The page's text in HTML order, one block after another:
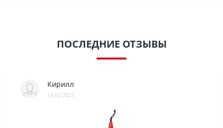
ПОСЛЕДНИЕ ОТЗЫВЫ
Кирилл
18.02.2023